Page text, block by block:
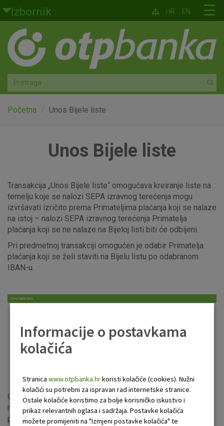
Skoči na glavni sadržaj
Izbornik
Građani
Privatno bankarstvo
Agro
Mala poduzeća i obrtnici
Globalna tržišta
Faktoring
O nama
☰
HR EN
Početna Unos Bijele liste
Unos Bijele liste
Transakcija „Unos Bijele liste“ omogućava kreiranje liste na
temelju koje se nalozi SEPA izravnog terećenja mogu
izvršavati izričito prema Primateljima plaćanja koji se nalaze
na istoj – nalozi SEPA izravnog terećenja Primatelja
plaćanja koji se ne nalaze na Bijeloj listi biti će odbijeni.
Pri predmetnoj transakciji omogućen je odabir Primatelja
plaćanja koji se želi staviti na Bijelu listu po odabranom
IBAN-u.
Odabirom opcije „Provjera“ otvara se novi ekran u kojem je
moguće odabrati valutu naplate naknade, nakon čega uz
potvrdu navedene valute slijedi autorizacija transakcije.
Informacije o postavkama
kolačića
Stranica www.otpbanka.hrkoristi kolačiće (cookies). Nužni
kolačići su potrebni za ispravan rad internetske stranice.
Ostale kolačiće koristimo za bolje korisničko iskustvo i
prikaz relevantnih oglasa i sadržaja. Postavke kolačića
možete promijeniti na "Izmjeni postavke kolačića" te